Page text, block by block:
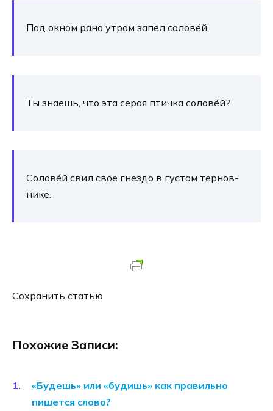
Под окном рано утром запел солове́й.
Ты зна­ешь, что эта серая птич­ка солове́й?
Солове́й свил свое гнез­до в густом тер­нов­
ни­ке.
Сохранить ста­тью
Похожие Записи:
«Будешь» или «будишь» как правильно
пишется слово?